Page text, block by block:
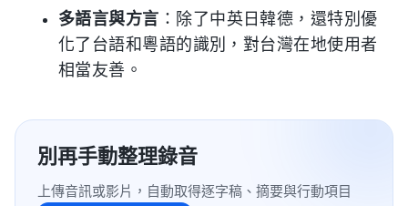
多語言與方言 ：除了中英日韓德，還特別優
化了台語和粵語的識別，對台灣在地使用者
相當友善。
別再手動整理錄音
上傳音訊或影片，自動取得逐字稿、摘要與行動項目